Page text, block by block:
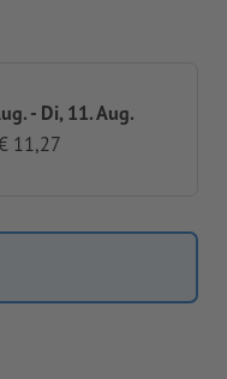
- Di, 11. Aug.
11,27